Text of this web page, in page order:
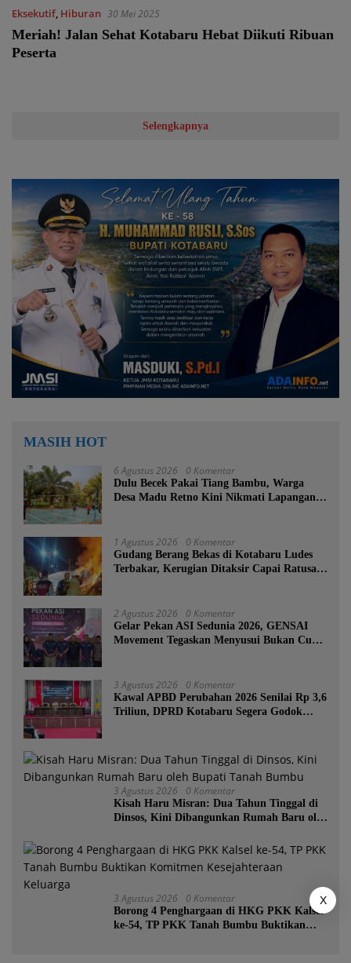
Eksekutif, Hiburan 30 Mei 2025
Meriah! Jalan Sehat Kotabaru Hebat Diikuti Ribuan
Peserta
Selengkapnya
MASIH HOT
6 Agustus 2026 0 Komentar
Dulu Becek Pakai Tiang Bambu, Warga
Desa Madu Retno Kini Nikmati Lapangan
1 Agustus 2026 0 Komentar
Gudang Berang Bekas di Kotabaru Ludes
Terbakar, Kerugian Ditaksir Capai Ratusan
2 Agustus 2026 0 Komentar
Gelar Pekan ASI Sedunia 2026, GENSAI
Movement Tegaskan Menyusui Bukan Cuma
3 Agustus 2026 0 Komentar
Kawal APBD Perubahan 2026 Senilai Rp 3,6
Triliun, DPRD Kotabaru Segera Godok
3 Agustus 2026 0 Komentar
Kisah Haru Misran: Dua Tahun Tinggal di
Dinsos, Kini Dibangunkan Rumah Baru oleh
3 Agustus 2026 0 Komentar
Borong 4 Penghargaan di HKG PKK Kalsel
ke-54, TP PKK Tanah Bumbu Buktikan
X